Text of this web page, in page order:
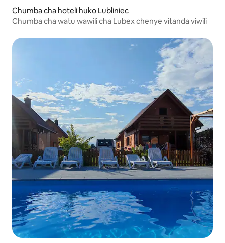
Chumba cha hoteli huko Lubliniec
Chumba cha watu wawili cha Lubex chenye vitanda viwili